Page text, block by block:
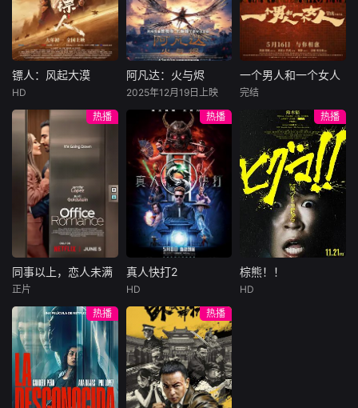
总账姜心羽产生交
集。姜心羽遭人陷
害，只得与许雁真
结盟，彼时银行欲
将国宝名画低价卖
给外国人，许雁真
仿造名画、偷天换
日。几经波折，两
人联手在各方势力
的夹缝间巧妙周
旋，共历险阻，破
解重重困境。
说，没想到自己有
一天会离奇死亡。
他留下的3000万
巨额遗产，让每个
人貌似都有犯罪动
机。警察毫无头绪
“不务正业”迈出牧
场，追查牧羊人“躺
平
饰）选中，被迫踏
入一场为他量身打
造的“换命游戏”。
豪华别墅、名车名
表、神秘女友全部
备齐，在陈伦的精
瞬间拥有顶配人
生。
镖人：风起大漠
于适
大漠之上，镖人、
官府、西域五大家
族等多方势力盘根
错节、暗潮涌动。
“天字第二号逃犯”
刀马接下特殊押镖
任务，和同伴一起
从西域护镖远赴长
安。不料，他们的
护送对象竟是“天字
郎……天下熙熙皆
为利来，各方势力
闻风入局，抢镖厮
杀接连上演……
镖人：风起大漠
HD
阿凡达：火与烬
佐伊·索尔达娜
西格妮·韦弗
影片聚焦杰克·萨利
与奈蒂莉一家的命
运起伏，在前作的
情感余波之上，深
刻描绘一个家族在
战火中如何成长、
并共同守护血脉相
连的情感纽带的历
程，从而将故事推
维度。此外，潘多
拉的全新领域也即
将揭晓
阿凡达：火与烬
2025年12月19日上映
一个男人和一个女人
周汉宁
男人（黄渤
饰）和女人（倪妮
饰）飞机同时落
地，入住同一家酒
店，成为一墙之隔
的邻居。不够隔音
的房间暴露了男人
和女人因生活暂停
陷入的困境，健
康、家庭、婚姻、
一个男人和一个女人
完结
热播
同事以上，恋人未满
布雷特·戈德斯坦
贝蒂·吉尔平
洛佩兹饰演的航空
公司 和戈德斯坦饰
演的律师因职业合
作的契机发展出了
同事以上，恋人未满
正片
热播
真人快打2
阿德莱恩·鲁道夫
杰西卡·麦克娜美
过气好莱坞演
员强尼·凯奇（卡尔·
厄本饰）被意外选
中，加入一场决定
真人快打2
HD
热播
棕熊！！
棕熊！！
HD
热播
热播